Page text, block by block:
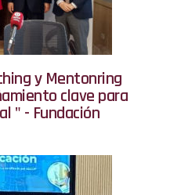
y Mentonring
clave para
" - Fundación